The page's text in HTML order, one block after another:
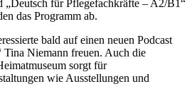
für Pflegefachkräfte – A2/B1“
das Programm ab.
bald auf einen neuen Podcast
Niemann freuen. Auch die
sorgt für
wie Ausstellungen und